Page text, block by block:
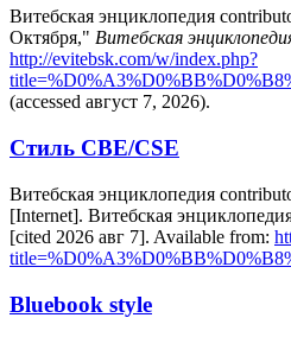
Витебская энциклопедия
Октября," Витебская
http://evitebsk.com/w/index.php?
(accessed август 7, 2026).
Стиль CBE/CSE
Витебская энциклопедия
[Internet]. Витебская
[cited 2026 авг 7]. Available from:
Bluebook style